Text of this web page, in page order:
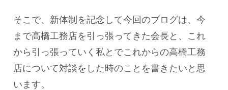
そこで、新体制を記念して今回のブログは、今
まで高橋工務店を引っ張ってきた会長と、これ
から引っ張っていく私とでこれからの高橋工務
店について対談をした時のことを書きたいと思
います。